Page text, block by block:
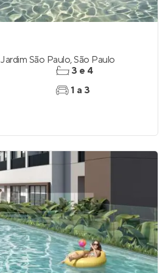
Jardim São Paulo,São Paulo
3 e 4
1 a 3